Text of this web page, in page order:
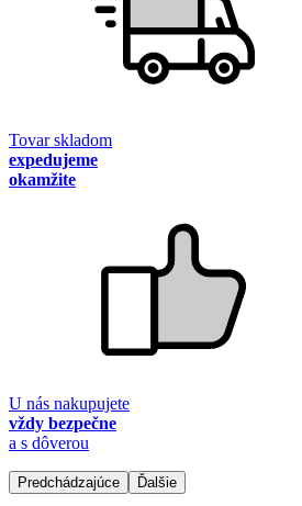
Tovar skladom
expedujeme
okamžite
U nás nakupujete
vždy bezpečne
a s dôverou
Predchádzajúce Ďalšie